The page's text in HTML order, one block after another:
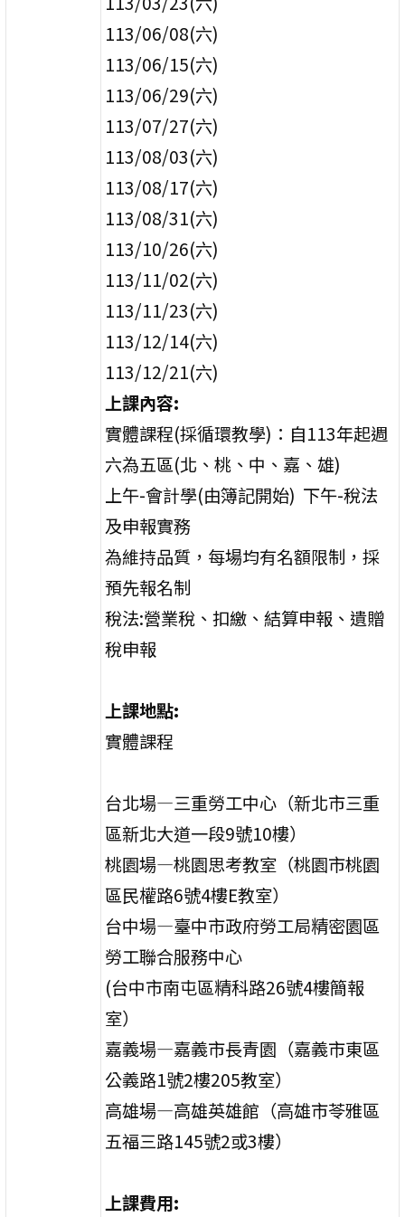
113/06/08(六)
113/06/15(六)
113/06/29(六)
113/07/27(六)
113/08/03(六)
113/08/17(六)
113/08/31(六)
113/10/26(六)
113/11/02(六)
113/11/23(六)
113/12/14(六)
113/12/21(六)
上課內容:
實體課程(採循環教學)：自113年起週
六為五區(北、桃、中、嘉、雄)
上午-會計學(由簿記開始) 下午-稅法
及申報實務
為維持品質，每場均有名額限制，採
預先報名制
稅法:營業稅、扣繳、結算申報、遺贈
稅申報
上課地點:
實體課程
台北場—三重勞工中心（新北市三重
區新北大道一段9號10樓）
桃園場—桃園思考教室（桃園市桃園
區民權路6號4樓E教室）
台中場—臺中市政府勞工局精密園區
勞工聯合服務中心
(台中市南屯區精科路26號4樓簡報
室）
嘉義場—嘉義市長青園（嘉義市東區
公義路1號2樓205教室）
高雄場—高雄英雄館（高雄市苓雅區
五福三路145號2或3樓）
上課費用: